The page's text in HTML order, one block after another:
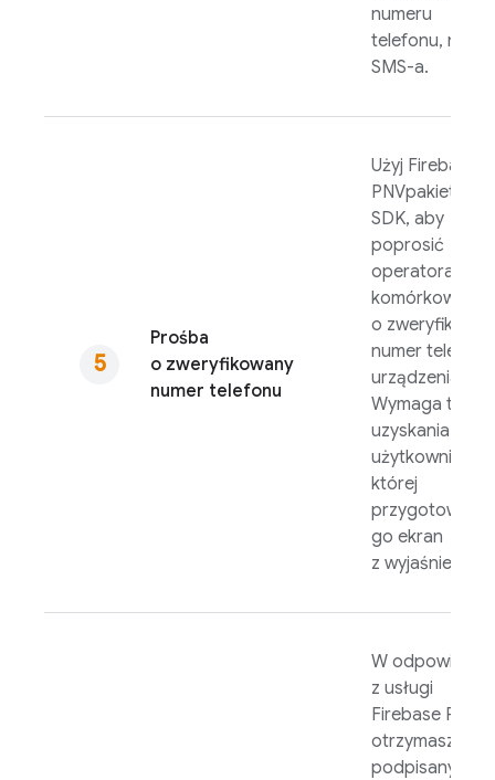
numeru
telefonu, np.
SMS-a.
Prośba
o zweryfikowany
numer telefonu
Użyj Firebase
PNVpakietu
SDK, aby
poprosić
operatora
komórkowego
o
numer telefonu
urządzenia.
Wymaga to
uzyskania
użytkownika,
której
przygotowuje
go ekran
z wyjaśnieniem.
W odpowiedzi
z usługi
Firebase PNV
otrzymasz
podpisany